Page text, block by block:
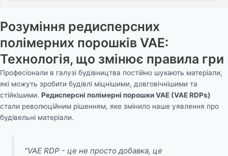
Розуміння редисперсних
полімерних порошків VAE:
Технологія, що змінює правила гри
Професіонали в галузі будівництва постійно шукають матеріали,
які можуть зробити будівлі міцнішими, довговічнішими та
стійкішими. Редисперсні полімерні порошки VAE (VAE RDPs)
стали революційним рішенням, яке змінило наше уявлення про
будівельні матеріали.
"VAE RDP - це не просто добавка, це